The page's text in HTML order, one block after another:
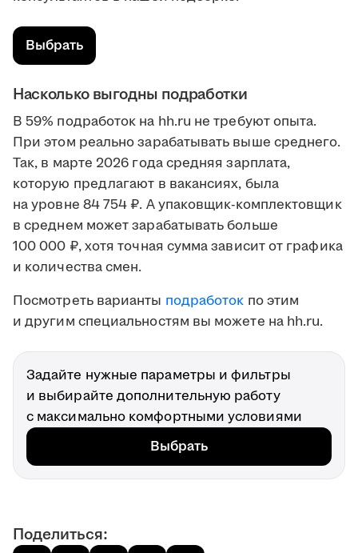
Выбрать
Насколько выгодны подработки
В 59% подработок на hh.ru не требуют опыта.
При этом реально зарабатывать выше среднего.
Так, в марте 2026 года средняя зарплата,
которую предлагают в вакансиях, была
на уровне 84 754 ₽. А упаковщик-комплектовщик
в среднем может зарабатывать больше
100 000 ₽, хотя точная сумма зависит от графика
и количества смен.
Посмотреть варианты подработок по этим
и другим специальностям вы можете на hh.ru.
Задайте нужные параметры и фильтры
и выбирайте дополнительную работу
с максимально комфортными условиями
Выбрать
Поделиться: